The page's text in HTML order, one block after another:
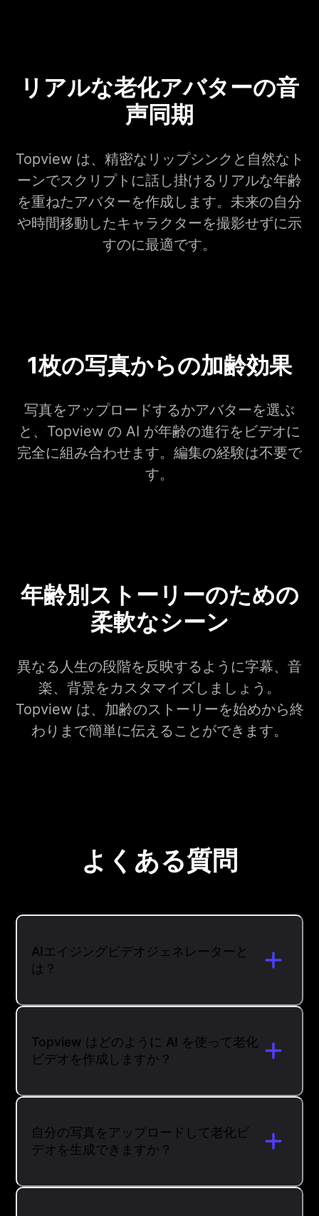
リアルな老化アバターの音
声同期
Topview は、精密なリップシンクと自然なト
ーンでスクリプトに話し掛けるリアルな年齢
を重ねたアバターを作成します。未来の自分
や時間移動したキャラクターを撮影せずに示
すのに最適です。
1枚の写真からの加齢効果
写真をアップロードするかアバターを選ぶ
と、Topview の AI が年齢の進行をビデオに
完全に組み合わせます。編集の経験は不要で
す。
年齢別ストーリーのための
柔軟なシーン
異なる人生の段階を反映するように字幕、音
楽、背景をカスタマイズしましょう。
Topview は、加齢のストーリーを始めから終
わりまで簡単に伝えることができます。
よくある質問
AIエイジングビデオジェネレーターと
は？
Topview はどのように AI を使って老化
ビデオを作成しますか？
自分の写真をアップロードして老化ビ
デオを生成できますか？